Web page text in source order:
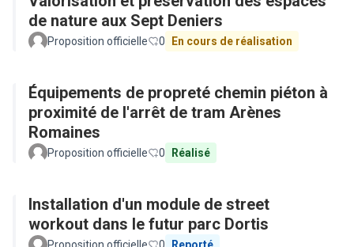
de nature aux Sept Deniers
Proposition officielle 0 En cours de réalisation
Équipements de propreté chemin piéton à
proximité de l'arrêt de tram Arènes
Romaines
Proposition officielle 0 Réalisé
Installation d'un module de street
workout dans le futur parc Dortis